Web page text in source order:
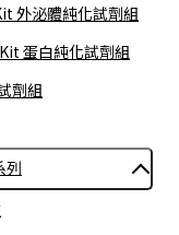
外泌體純化試劑組
蛋白純化試劑組
劑組